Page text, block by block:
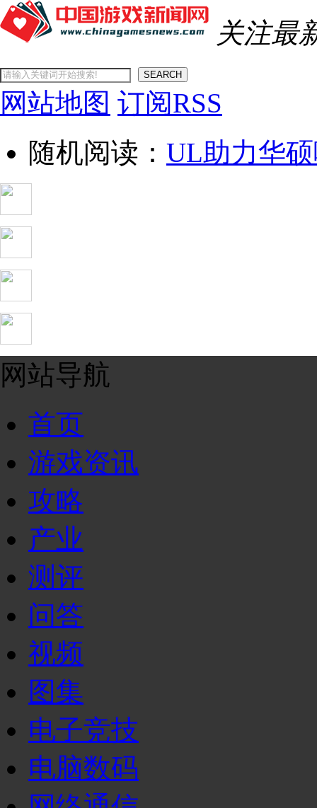
关注最
SEARCH
网站地图 订阅RSS
随机阅读： UL助力华
网站导航
首页
游戏资讯
攻略
产业
测评
问答
视频
图集
电子竞技
电脑数码